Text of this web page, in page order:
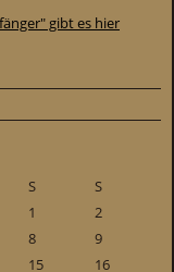
gibt es hier
S
S
1
2
8
9
15
16